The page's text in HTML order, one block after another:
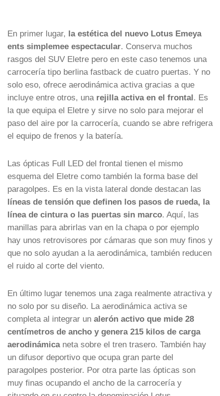
En primer lugar, la estética del nuevo Lotus Emeya
ents simplemee espectacular. Conserva muchos
rasgos del SUV Eletre pero en este caso tenemos una
carrocería tipo berlina fastback de cuatro puertas. Y no
solo eso, ofrece aerodinámica activa gracias a que
incluye entre otros, una rejilla activa en el frontal. Es
la que equipa el Eletre y sirve no solo para mejorar el
paso del aire por la carrocería, cuando se abre refrigera
el equipo de frenos y la batería.
Las ópticas Full LED del frontal tienen el mismo
esquema del Eletre como también la forma base del
paragolpes. Es en la vista lateral donde destacan las
líneas de tensión que definen los pasos de rueda, la
línea de cintura o las puertas sin marco. Aquí, las
manillas para abrirlas van en la chapa o por ejemplo
hay unos retrovisores por cámaras que son muy finos y
que no solo ayudan a la aerodinámica, también reducen
el ruido al corte del viento.
En último lugar tenemos una zaga realmente atractiva y
no solo por su diseño. La aerodinámica activa se
completa al integrar un alerón activo que mide 28
centímetros de ancho y genera 215 kilos de carga
aerodinámicaneta sobre el tren trasero. También hay
un difusor deportivo que ocupa gran parte del
paragolpes posterior. Por otra parte las ópticas son
muy finas ocupando el ancho de la carrocería y